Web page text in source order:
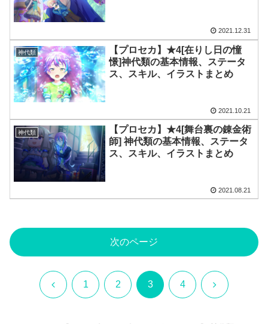
2021.12.31
神代類
【プロセカ】★4[在りし日の憧
憬]神代類の基本情報、ステータ
ス、スキル、イラストまとめ
2021.10.21
神代類
【プロセカ】★4[舞台裏の錬金術
師] 神代類の基本情報、ステータ
ス、スキル、イラストまとめ
2021.08.21
次のページ
前 1 2 3 4 次